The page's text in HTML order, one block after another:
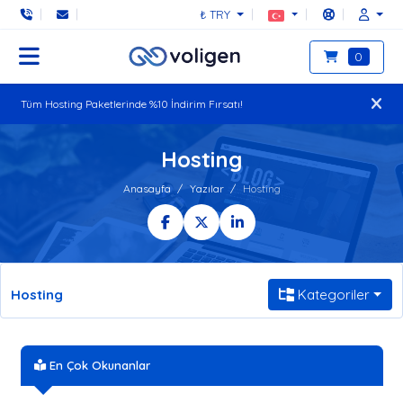
₺ TRY
0
Tüm Hosting Paketlerinde %10 İndirim Fırsatı!
Hosting
Anasayfa Yazılar Hosting
Hosting Kategoriler
En Çok Okunanlar
ABD Lokasyonlu Sunucu Neden Tercih Edilir?